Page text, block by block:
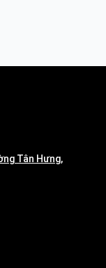
Tân Hưng,